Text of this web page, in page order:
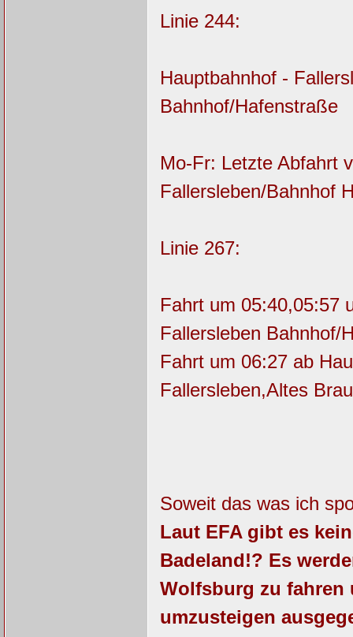
Linie 244:
Hauptbahnhof -
Bahnhof/Hafenstraße
Mo-Fr: Letzte Abfahrt
Fallersleben/Bahnhof
Linie 267:
Fahrt um 05:40,05:57
Fallersleben Bahnhof/
Fahrt um 06:27 ab
Fallersleben,Altes
Soweit das was ich
Laut EFA gibt es
Badeland!? Es
Wolfsburg zu fahren
umzusteigen